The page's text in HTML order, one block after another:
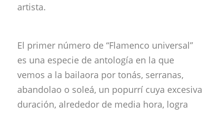
artista.
El primer número de “Flamenco universal”
es una especie de antología en la que
vemos a la bailaora por tonás, serranas,
abandolao o soleá, un popurrí cuya excesiva
duración, alrededor de media hora, logra